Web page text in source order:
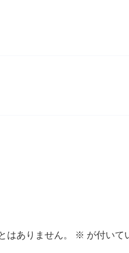
はありません。 ※ が付いて